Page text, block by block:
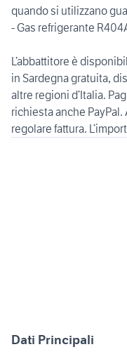
quando si utilizzano
- Gas refrigerante
L’abbattitore è
in Sardegna gratuita,
altre regioni d’Italia.
richiesta anche
regolare fattura.
Dati Principali